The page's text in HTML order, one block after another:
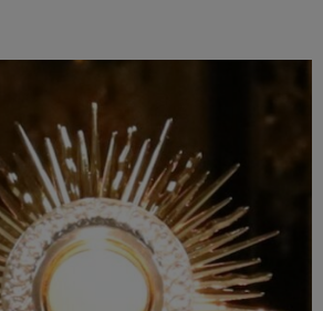
je
op dit moment het
Leven?
dimensie geven aan de
groep. Wil je
voor jezelf om méér geluk in